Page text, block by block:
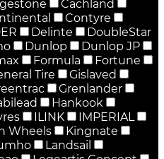
Cachland
Contyre
Delinte
DoubleStar
Dunlop
Dunlop JP
Formula
Fortune
Tire
Gislaved
Grenlander
Hankook
ILINK
IMPERIAL
Wheels
Kingnate
Landsail